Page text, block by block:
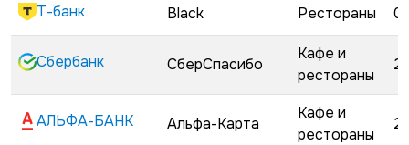
Т-банк Black Рестораны
Сбербанк СберСпасибо
Кафе и
рестораны
АЛЬФА-БАНК Альфа-Карта
Кафе и
рестораны